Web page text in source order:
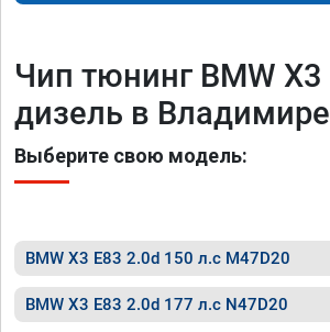
Чип тюнинг BMW X3
дизель в Владимире
Выберите свою модель:
BMW X3 E83 2.0d 150 л.с M47D20
BMW X3 E83 2.0d 177 л.с N47D20